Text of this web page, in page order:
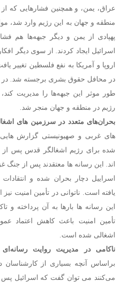
عراق، یمن، و همچنین فشارهایی که
منطقه و جهان به این رژیم وارد شد،
پهپادی از یمن و دیگر جبهه‌ها هم
اسرائیل ایجاد کردند. از سوی دیگر
اروپا و آمریکا به نفع فلسطین تغییر
در محافل حقوق بشری برجسته شد. در
طور موثر این جبهه‌ها را مدیریت
رژیم در منطقه و جهان منجر شد.
بحران‌های متعدد در سرزمین های
های غربی و صهیونیستی گزارش هایی
شده برای رژیم اشغالگر قدس پس از
اند. این رسانه ها معتقدند پس از جنگ
اسراییل دچار بحران شده و
یافته است. ناتوانی در تأمین امنیت
این رسانه ها بارها به آن پرداخته و
تأمین امنیت باعث کاهش اعتماد
اشغالی شده است.
ناکامی در مدیریت روایت
براساس آنچه بسیاری از کارشناسان
می‌کنند می توان گفت که اسرائیل پس